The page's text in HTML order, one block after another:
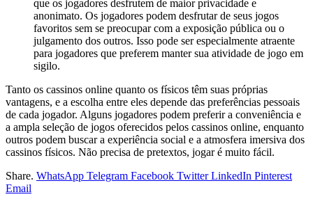
que os jogadores desfrutem de maior privacidade e
anonimato. Os jogadores podem desfrutar de seus jogos
favoritos sem se preocupar com a exposição pública ou o
julgamento dos outros. Isso pode ser especialmente atraente
para jogadores que preferem manter sua atividade de jogo em
sigilo.
Tanto os cassinos online quanto os físicos têm suas próprias
vantagens, e a escolha entre eles depende das preferências pessoais
de cada jogador. Alguns jogadores podem preferir a conveniência e
a ampla seleção de jogos oferecidos pelos cassinos online, enquanto
outros podem buscar a experiência social e a atmosfera imersiva dos
cassinos físicos. Não precisa de pretextos, jogar é muito fácil.
Share. WhatsApp Telegram Facebook Twitter LinkedIn Pinterest
Email